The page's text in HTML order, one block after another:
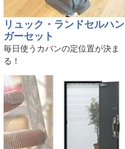
リュック・ランドセルハン
ガーセット
毎日使うカバンの定位置が決ま
る！